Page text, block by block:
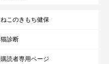
ねこのきもち健保
猫診断
購読者専用ページ